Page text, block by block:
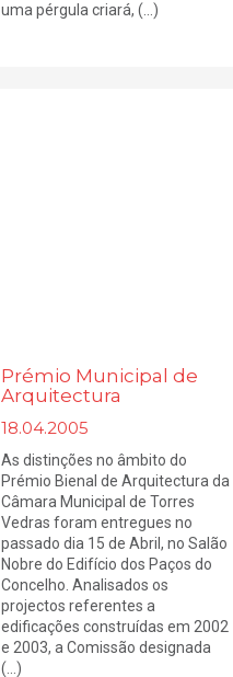
uma pérgula criará, (...)
Prémio Municipal de
Arquitectura
18.04.2005
As distinções no âmbito do
Prémio Bienal de Arquitectura da
Câmara Municipal de Torres
Vedras foram entregues no
passado dia 15 de Abril, no Salão
Nobre do Edifício dos Paços do
Concelho. Analisados os
projectos referentes a
edificações construídas em 2002
e 2003, a Comissão designada
(...)